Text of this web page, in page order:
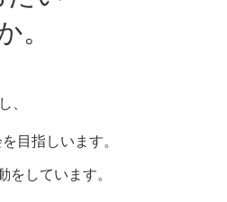
。
、
目指しいます。
をしています。